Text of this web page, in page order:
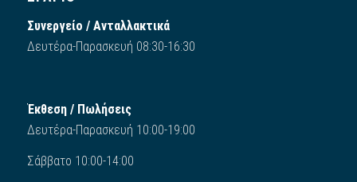
Συνεργείο / Ανταλλακτικά
Δευτέρα-Παρασκευή 08:30-16:30
Έκθεση / Πωλήσεις
Δευτέρα-Παρασκευή 10:00-19:00
Σάββατο 10:00-14:00